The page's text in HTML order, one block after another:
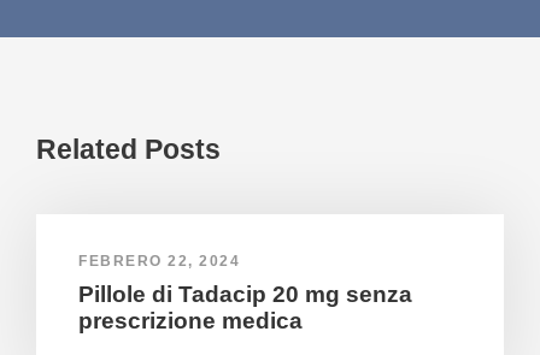
Related Posts
FEBRERO 22, 2024
Pillole di Tadacip 20 mg senza
prescrizione medica